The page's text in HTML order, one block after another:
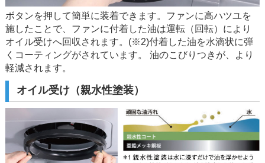
ボタンを押して簡単に装着できます。ファンに高ハツユを
施したことで、ファンに付着した油は運転（回転）により
オイル受けへ回収されます。(※2)付着した油を水滴状に弾
くコーティングがされています。 油のこびりつきが、より
軽減されます。
オイル受け（親水性塗装）